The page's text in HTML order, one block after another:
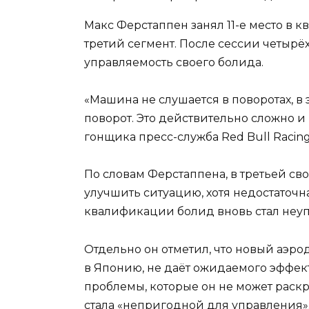
Макс Ферстаппен занял 11-е место в
третий сегмент. После сессии
управляемость своего болида.
«Машина не слушается в поворотах,
поворот. Это действительно сложно
гонщика пресс-служба Red Bull
По словам Ферстаппена, в третьей
улучшить ситуацию, хотя
квалификации болид вновь стал
Отдельно он отметил, что новый
в Японию, не даёт ожидаемого
проблемы, которые он не может
стала «непригодной для